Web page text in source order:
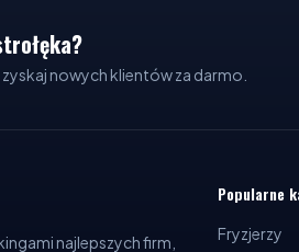
nowych klientów za darmo.
najlepszych firm,
Popularne
Fryzjerzy